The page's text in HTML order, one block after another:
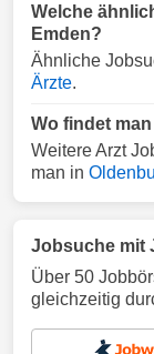
Welche
Emden?
Ähnliche
Ärzte.
Wo findet
Weitere Arzt
man in
Jobsuche mit
Über 50
gleichzeitig